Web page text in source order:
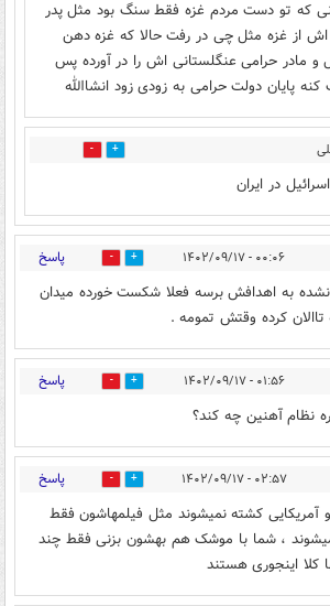
که تو دست مردم غزه فقط سنگ بود مثل پدر
اش از غزه مثل چی در رفت حالا که غزه دهن
و مادر حرامی عنگلستانی اش را در آورده پس
پایان دولت حرامی به زودی زود انشاالله
5
در ایران
۰۰:۰۶ - ۱۴۰۲/۰۹/۱۷ 6 پاسخ
نشده به اهدافش برسه فعلا شکست خورده میدان
کرده وقتش تمومه .
۰۱:۵۶ - ۱۴۰۲/۰۹/۱۷ 1 پاسخ
نظام آهنین چه کند؟
۰۲:۵۷ - ۱۴۰۲/۰۹/۱۷ 8 پاسخ
و آمریکایی کشته نمیشوند مثل فیلمهاشون فقط
، شما با موشک هم بهشون بزنی فقط چند
کلا اینجوری هستند